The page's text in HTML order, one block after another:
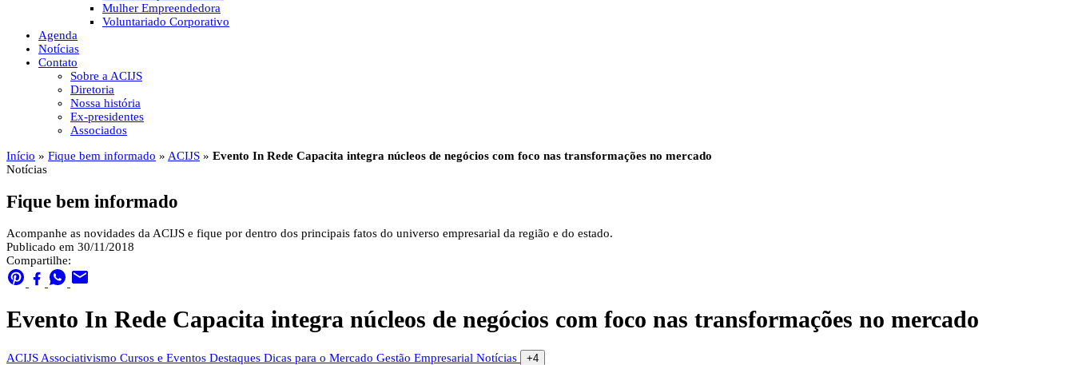
Mulher Empreendedora
Voluntariado Corporativo
Agenda
Notícias
Contato
Sobre a ACIJS
Diretoria
Nossa história
Ex-presidentes
Associados
Início » Fique bem informado » ACIJS » Evento In Rede Capacita integra núcleos de negócios com foco nas transformações no mercado
Notícias
Fique bem informado
Acompanhe as novidades da ACIJS e fique por dentro dos principais fatos do universo empresarial da região e do estado.
Publicado em 30/11/2018
Compartilhe:
Evento In Rede Capacita integra núcleos de negócios com foco nas transformações no mercado
ACIJS Associativismo Cursos e Eventos Destaques Dicas para o Mercado Gestão Empresarial Notícias +4